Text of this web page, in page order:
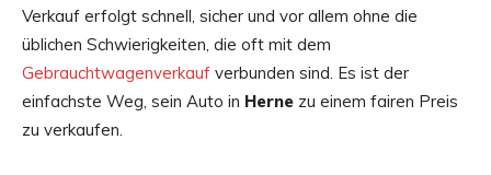
Verkauf erfolgt schnell, sicher und vor allem ohne die
üblichen Schwierigkeiten, die oft mit dem
Gebrauchtwagenverkauf verbunden sind. Es ist der
einfachste Weg, sein Auto in Herne zu einem fairen Preis
zu verkaufen.